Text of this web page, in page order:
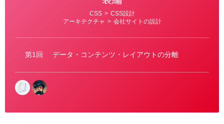
CSS > CSS設計
アーキテクチャ > 会社サイトの設計
第1回 データ・コンテンツ・レイアウトの分離